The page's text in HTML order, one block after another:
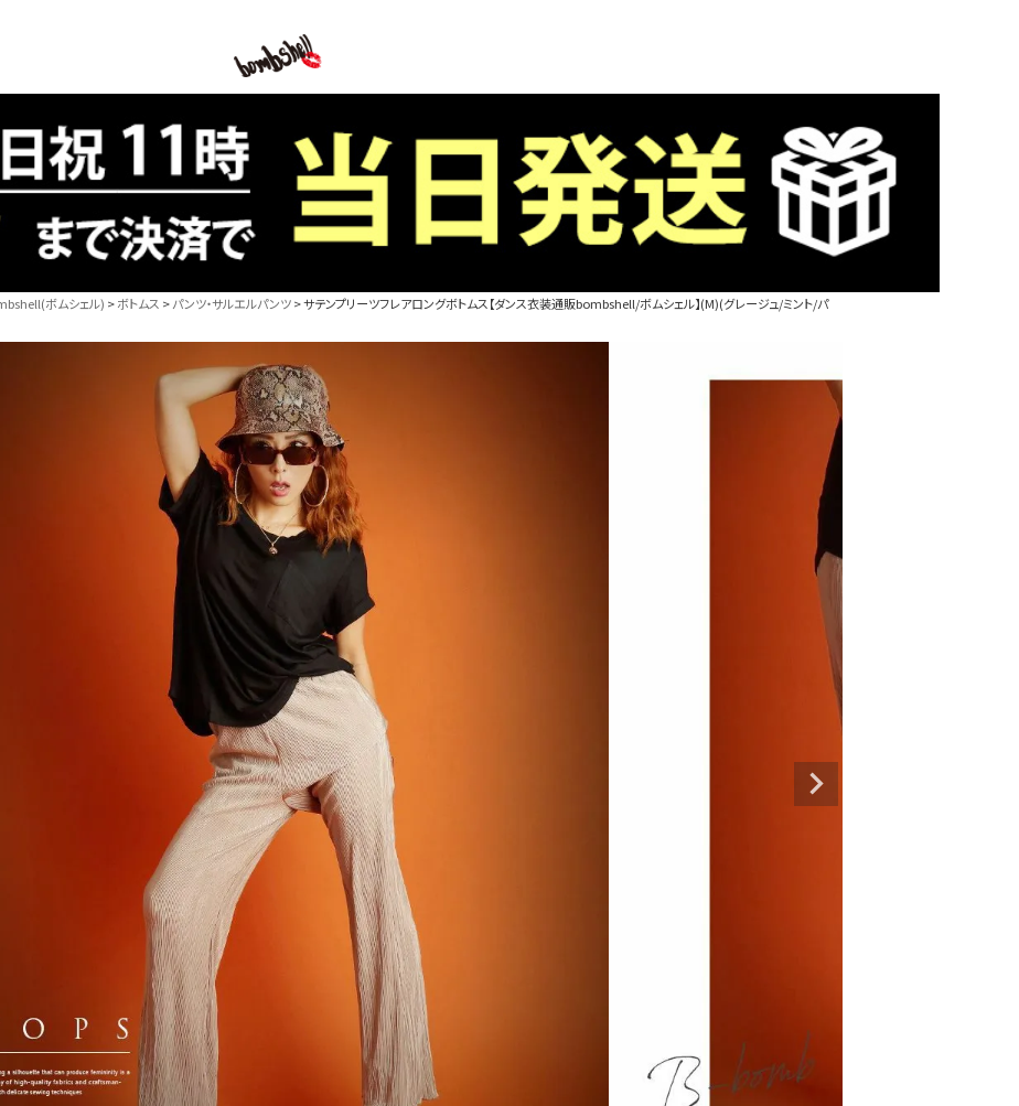
新な衣装映えをお届け。
別化出来るしっかりした
B/bomb
【B/bomb＝ビーボム】はストリートファッション専門ブランド。
「これどこに売ってるの？」とついつい聞かれてしまうオシャレ大好き女子のストリートファッションブランド。 ダンサーの普
論、流行りのスタイルや日本であまり売ってないシルエットが人気。 韓国ストリート系ファッション、インポートラインなど、幅
ともかぶりたくない！というおしゃれ女子必見のストリートファッションを多数ご用意してます。
PICKUP CONTENTS
ボムシェル) ボトムス パンツ・サルエルパンツ サテンプリーツフレアロングボトムス【ダンス衣装通販bombshell/ボムシェル】(M)(グレージュ/ミント/パ